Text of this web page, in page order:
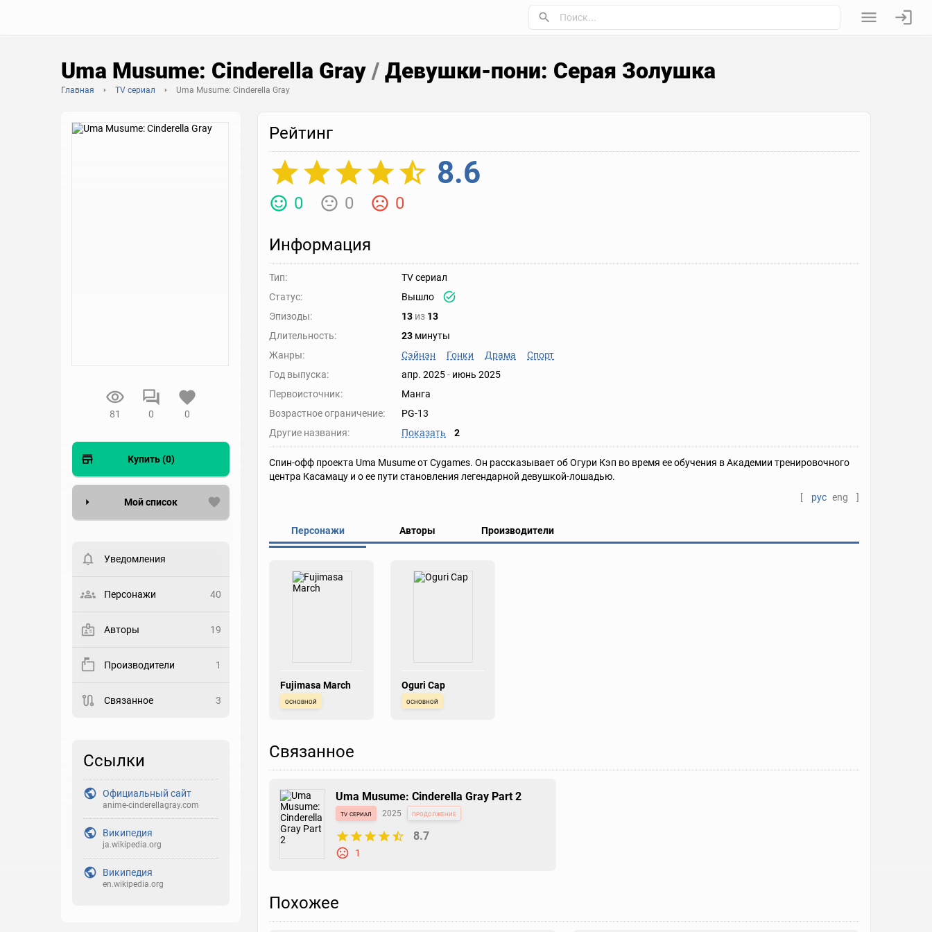
Uma Musume: Cinderella Gray / Девушки-пони: Серая Золушка
Главная TV сериал Uma Musume: Cinderella Gray
81 0 0
Купить (0)
Мой список
пользователи. Хотите
Статус
Закладка
Выберите рейтинг
Уведомления
Персонажи 40
Авторы 19
Производители 1
Связанное 3
Ссылки
Официальный сайт
anime-cinderellagray.com
Википедия
ja.wikipedia.org
Википедия
en.wikipedia.org
Рейтинг
8.6
0 0 0
Информация
Тип:
TV сериал
Статус:
Вышло
Эпизоды:
13 из 13
Длительность:
23 минуты
Жанры:
Сэйнэн Гонки Драма
Спорт
Год выпуска:
апр. 2025- июнь 2025
Первоисточник:
Манга
Возрастное ограничение:
PG-13
Другие названия:
Показать 2
Спин-офф проекта Uma Musume от Cygames. Он рассказывает об Огури Кэп во время ее обучения в Академии тренировочного
центра Касамацу и о ее пути становления легендарной девушкой-лошадью.
[
рус eng ]
Персонажи Авторы Производители
Fujimasa March
основной
Oguri Cap
основной
Связанное
Uma Musume: Cinderella Gray Part 2
tv сериал 2025 продолжение
8.7
1
Похожее